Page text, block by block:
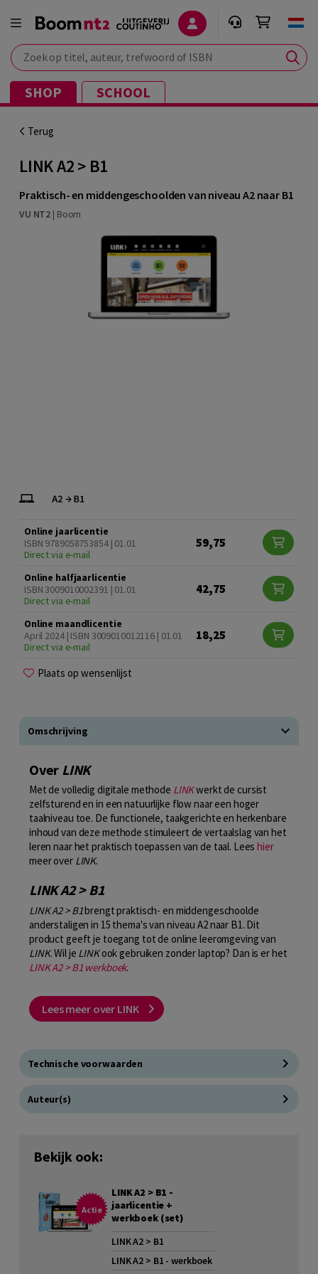
Zoek op titel, auteur, trefwoord of ISBN
SHOP SCHOOL
Terug
LINK A2 > B1
Praktisch- en middengeschoolden van niveau A2 naar B1
VU NT2 | Boom
Online jaarlicentie
ISBN 9789058753854 | 01.01
Direct via e-mail
59,75
Online halfjaarlicentie
ISBN 3009010002391 | 01.01
Direct via e-mail
42,75
Online maandlicentie
April 2024 | ISBN 3009010012116 | 01.01
Direct via e-mail
18,25
Plaats op wensenlijst
Omschrijving
Over LINK
Met de volledig digitale methode LINKwerkt de cursist
zelfsturend en in een natuurlijke flow naar een hoger
taalniveau toe. De functionele, taakgerichte en herkenbare
inhoud van deze methode stimuleert de vertaalslag van het
leren naar het praktisch toepassen van de taal. Leeshier
meer over LINK.
LINK A2 > B1
LINK A2 > B1brengt praktisch- en middengeschoolde
anderstaligen in 15 thema's van niveau A2 naar B1. Dit
product geeft je toegang tot de online leeromgeving van
LINK. Wil je LINKook gebruiken zonder laptop? Dan is er het
LINK A2 > B1 werkboek.
Lees meer over LINK
Technische voorwaarden
Auteur(s)
Bekijk ook:
Actie
LINK A2 > B1 -
jaarlicentie +
werkboek (set)
LINK A2 > B1
LINK A2 > B1 - werkboek